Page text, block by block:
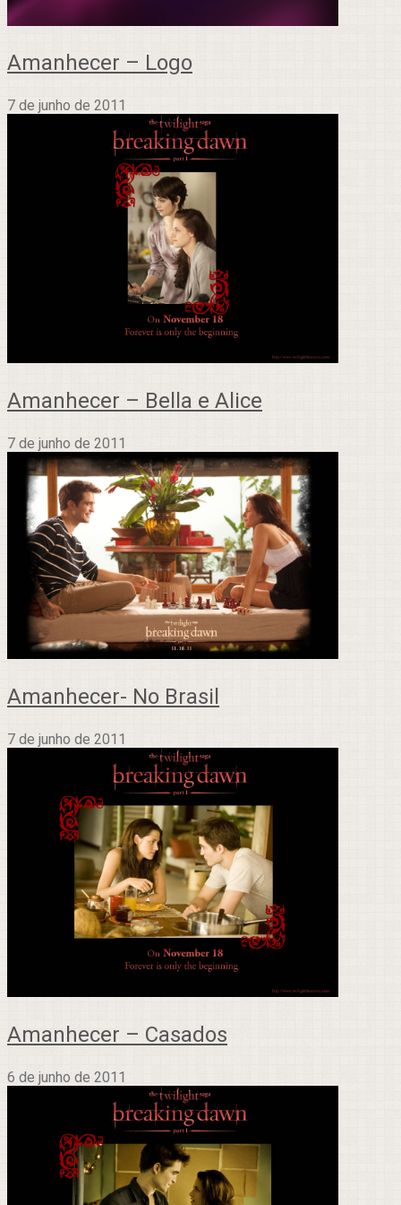
Amanhecer – Logo
7 de junho de 2011
Amanhecer – Bella e Alice
7 de junho de 2011
Amanhecer- No Brasil
7 de junho de 2011
Amanhecer – Casados
6 de junho de 2011